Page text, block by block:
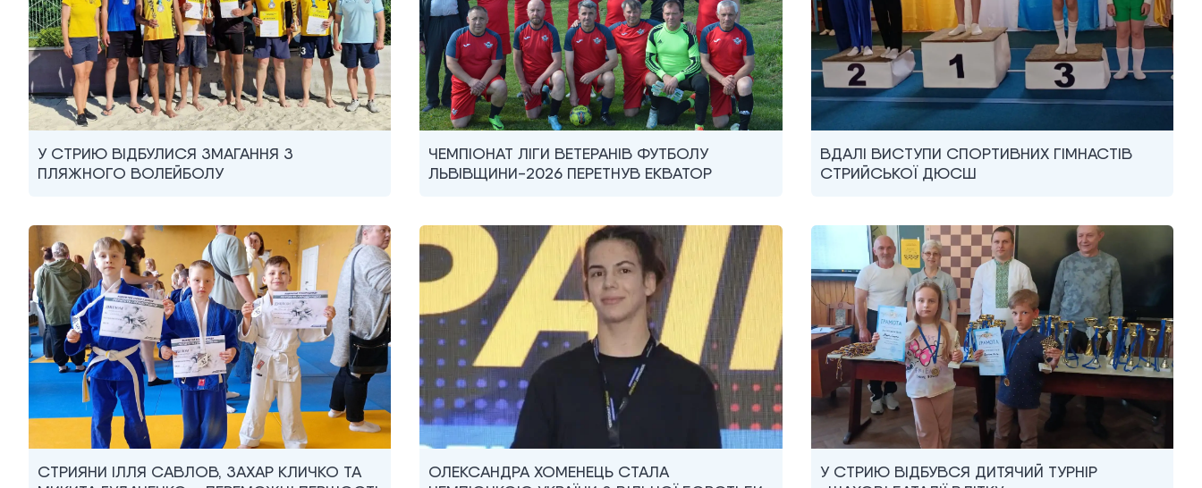
У СТРИЮ ВІДБУЛИСЯ ЗМАГАННЯ З
ПЛЯЖНОГО ВОЛЕЙБОЛУ
ЧЕМПІОНАТ ЛІГИ ВЕТЕРАНІВ ФУТБОЛУ
ЛЬВІВЩИНИ-2026 ПЕРЕТНУВ ЕКВАТОР
ВДАЛІ ВИСТУПИ СПОРТИВНИХ ГІМНАСТІВ
СТРИЙСЬКОЇ ДЮСШ
СТРИЯНИ ІЛЛЯ САВЛОВ, ЗАХАР КЛИЧКО ТА
ОЛЕКСАНДРА ХОМЕНЕЦЬ СТАЛА
У СТРИЮ ВІДБУВСЯ ДИТЯЧИЙ ТУРНІР